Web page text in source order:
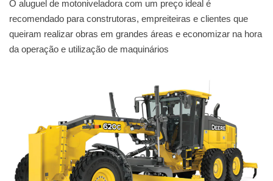
O aluguel de motoniveladora com um preço ideal é
recomendado para construtoras, empreiteiras e clientes que
queiram realizar obras em grandes áreas e economizar na hora
da operação e utilização de maquinários